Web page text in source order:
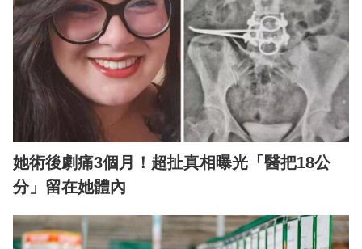
她術後劇痛3個月！超扯真相曝光「醫把18公
分」留在她體內